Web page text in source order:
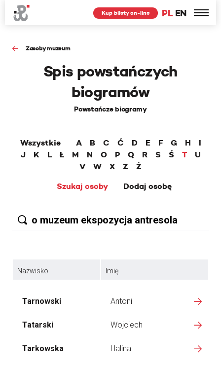
PL EN
Kup bilety on-line
Zasoby muzeum
Spis powstańczych
biogramów
Powstańcze biogramy
Wszystkie A B C Ć D E F G H
I
J
K L Ł M N O P Q R S Ś T
U
V
W X Z
Ż
Szukaj osoby
Dodaj osobę
Nazwisko Imię
Tarnowski Antoni
Tatarski Wojciech
Tarkowska Halina